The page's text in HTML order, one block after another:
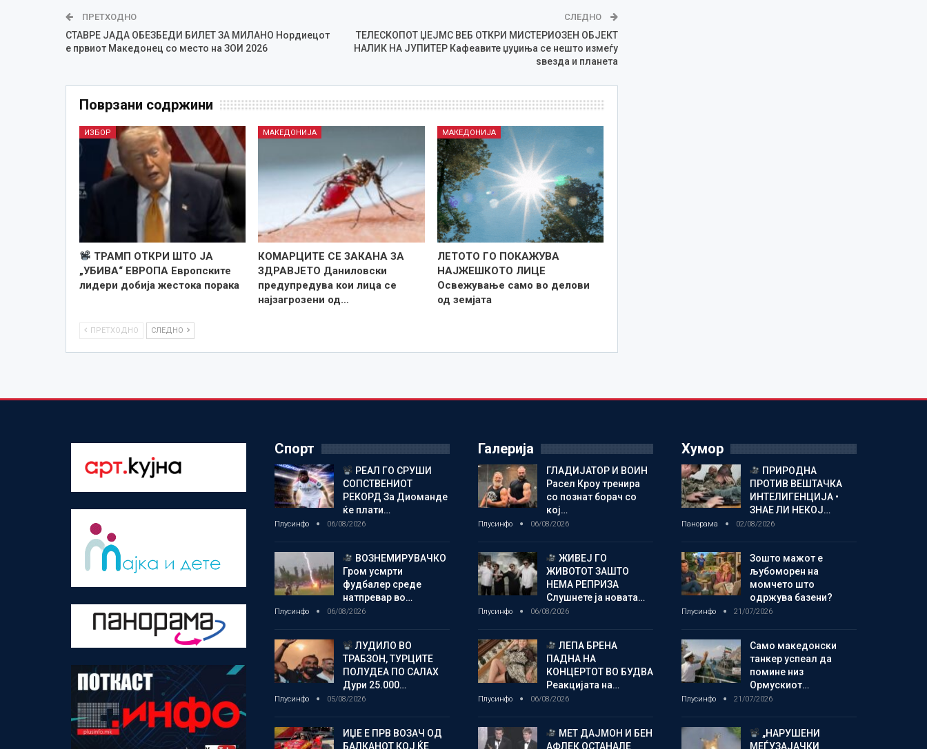
ПРЕТХОДНО
СТАВРЕ ЈАДА ОБЕЗБЕДИ БИЛЕТ ЗА МИЛАНО Нордиецот
е првиот Македонец со место на ЗОИ 2026
СЛЕДНО
ТЕЛЕСКОПОТ ЏЕЈМС ВЕБ ОТКРИ МИСТЕРИОЗЕН ОБЈЕКТ
НАЛИК НА ЈУПИТЕР Кафеавите џуџиња се нешто измеѓу
ѕвезда и планета
Поврзани содржини
ИЗБОР
ТРАМП ОТКРИ ШТО ЈА
„УБИВА“ ЕВРОПА Европските
лидери добија жестока порака
МАКЕДОНИЈА
КОМАРЦИТЕ СЕ ЗАКАНА ЗА
ЗДРАВЈЕТО Даниловски
предупредува кои лица се
најзагрозени од…
МАКЕДОНИЈА
ЛЕТОТО ГО ПОКАЖУВА
НАЈЖЕШКОТО ЛИЦE
Освежување само во делови
од земјата
ПРЕТХОДНО СЛЕДНО
Спорт
РЕАЛ ГО СРУШИ
СОПСТВЕНИОТ
РЕКОРД За Диоманде
ќе плати…
Плусинфо 06/08/2026
ВОЗНЕМИРУВАЧКО
Гром усмрти
фудбалер среде
натпревар во…
Плусинфо 06/08/2026
ЛУДИЛО ВО
ТРАБЗОН, ТУРЦИТЕ
ПОЛУДЕА ПО САЛАХ
Дури 25.000…
Плусинфо 05/08/2026
ИЏЕ Е ПРВ ВОЗАЧ ОД
БАЛКАНОТ КОЈ ЌЕ
Галерија
ГЛАДИЈАТОР И ВОИН
Расел Кроу тренира
со познат борач со
кој…
Плусинфо 06/08/2026
ЖИВЕЈ ГО
ЖИВОТОТ ЗАШТО
НЕМА РЕПРИЗА
Слушнете ја новата…
Плусинфо 06/08/2026
ЛЕПА БРЕНА
ПАДНА НА
КОНЦЕРТОТ ВО БУДВА
Реакцијата на…
Плусинфо 06/08/2026
МЕТ ДАЈМОН И БЕН
АФЛЕК ОСТАНАЛЕ
Хумор
ПРИРОДНА
ПРОТИВ ВЕШТАЧКА
ИНТЕЛИГЕНЦИЈА •
ЗНАЕ ЛИ НЕКОЈ…
Панорама 02/08/2026
Зошто мажот е
љубоморен на
момчето што
одржува базени?
Плусинфо 21/07/2026
Само македонски
танкер успеал да
помине низ
Ормускиот…
Плусинфо 21/07/2026
„НАРУШЕНИ
МЕЃУЗАЈАЧКИ